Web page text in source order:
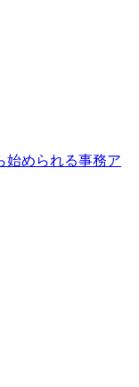
始められる事務ア